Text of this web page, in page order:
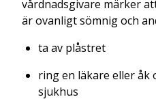
vårdnadsgivare märker
är ovanligt sömnig och
ta av plåstret
ring en läkare eller åk
sjukhus